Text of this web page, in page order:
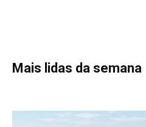
Mais lidas da semana